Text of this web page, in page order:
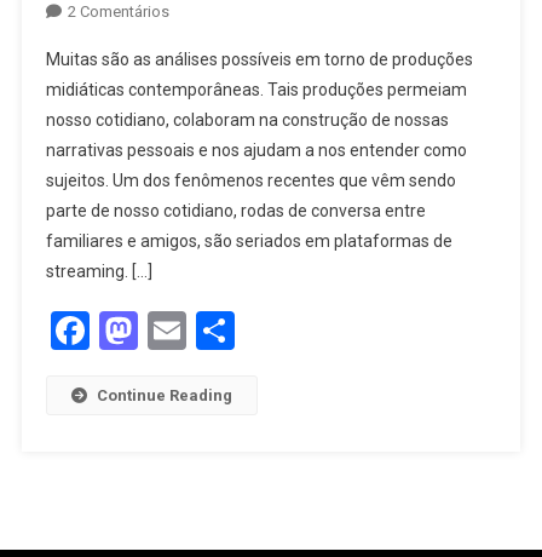
2 Comentários
Muitas são as análises possíveis em torno de produções
midiáticas contemporâneas. Tais produções permeiam
nosso cotidiano, colaboram na construção de nossas
narrativas pessoais e nos ajudam a nos entender como
sujeitos. Um dos fenômenos recentes que vêm sendo
parte de nosso cotidiano, rodas de conversa entre
familiares e amigos, são seriados em plataformas de
streaming. […]
Facebook
Mastodon
EmailShare
Continue Reading